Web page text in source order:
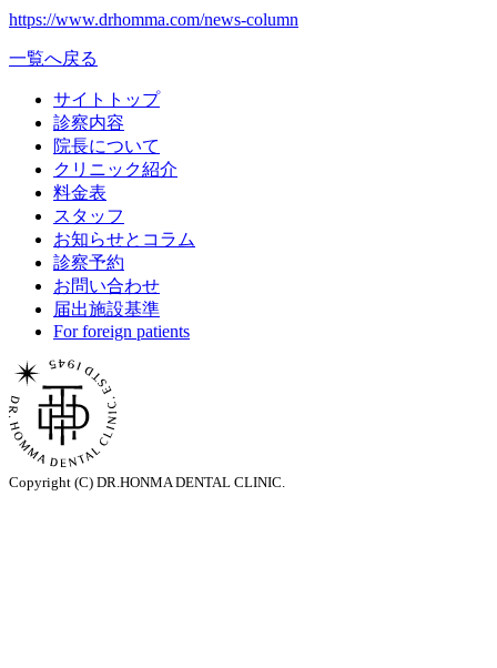
https://www.drhomma.com/news-column
一覧へ戻る
サイトトップ
診察内容
院長について
クリニック紹介
料金表
スタッフ
お知らせとコラム
診察予約
お問い合わせ
届出施設基準
For foreign patients
Copyright (C) DR.HONMA DENTAL CLINIC.